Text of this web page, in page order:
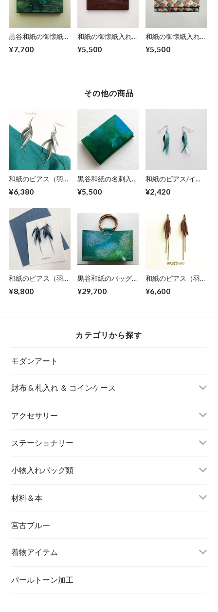
黒谷和紙の御懐紙入
¥7,700
和紙の御懐紙入れ
¥5,500
和紙の御懐紙入れ
¥5,500
その他の商品
和紙のピアス（羽）
¥6,380
黒谷和紙の名刺入れ
¥5,500
和紙のピアス/イヤ
アブルー】S
¥2,420
和紙のピアス（羽）
¥8,800
黒谷和紙のバッグ
¥29,700
和紙のピアス（羽）
¥6,600
カテゴリから探す
モダンアート
財布 & 札入れ ＆ コインケース
長財布
アクセサリー
イヤリング＆ピアス
バングル＆ブレスレット
ペンダント
ブローチ
ステーショナリー
名刺入れ
メッセージカード
一筆箋
小物入れバッグ類
バッグ
材料＆本
ハンドメイドキット
宮古ブルー
着物アイテム
パールトーン加工